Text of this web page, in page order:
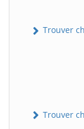
Trouver
Trouver